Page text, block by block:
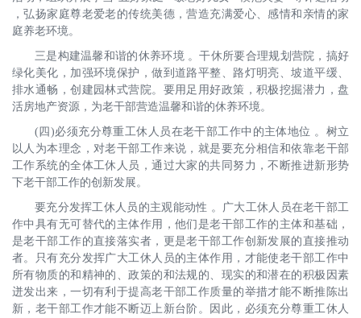
，弘扬家庭尊老爱老的传统美德，营造充满爱心、感情和亲情的家
庭养老环境。
三是构建温馨和谐的休养环境 。干休所要合理规划营院，搞好
绿化美化，加强环境保护，做到道路平整、路灯明亮、坡道平缓、
排水通畅，创建园林式营院。要用足用好政策，积极挖掘潜力，盘
活房地产资源，为老干部营造温馨和谐的休养环境。
(四)必须充分尊重工休人员在老干部工作中的主体地位 。树立
以人为本理念，对老干部工作来说，就是要充分相信和依靠老干部
工作系统的全体工休人员，通过大家的共同努力，不断推进新形势
下老干部工作的创新发展。
要充分发挥工休人员的主观能动性 。广大工休人员在老干部工
作中具有无可替代的主体作用，他们是老干部工作的主体和基础，
是老干部工作的直接落实者，更是老干部工作创新发展的直接推动
者。只有充分发挥广大工休人员的主体作用，才能使老干部工作中
所有物质的和精神的、政策的和法规的、现实的和潜在的积极因素
迸发出来，一切有利于提高老干部工作质量的举措才能不断推陈出
新，老干部工作才能不断迈上新台阶。因此，必须充分尊重工休人